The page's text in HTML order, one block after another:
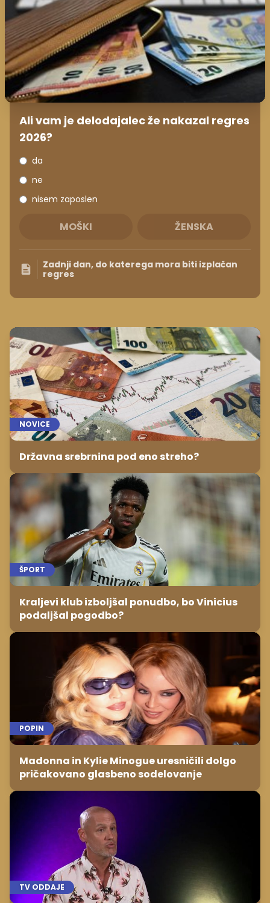
Ali vam je delodajalec že nakazal regres
2026?
da
ne
nisem zaposlen
MOŠKI ŽENSKA
Zadnji dan, do katerega mora biti izplačan
regres
NOVICE
Državna srebrnina pod eno streho?
ŠPORT
Kraljevi klub izboljšal ponudbo, bo Vinicius
podaljšal pogodbo?
POPIN
Madonna in Kylie Minogue uresničili dolgo
pričakovano glasbeno sodelovanje
TV ODDAJE